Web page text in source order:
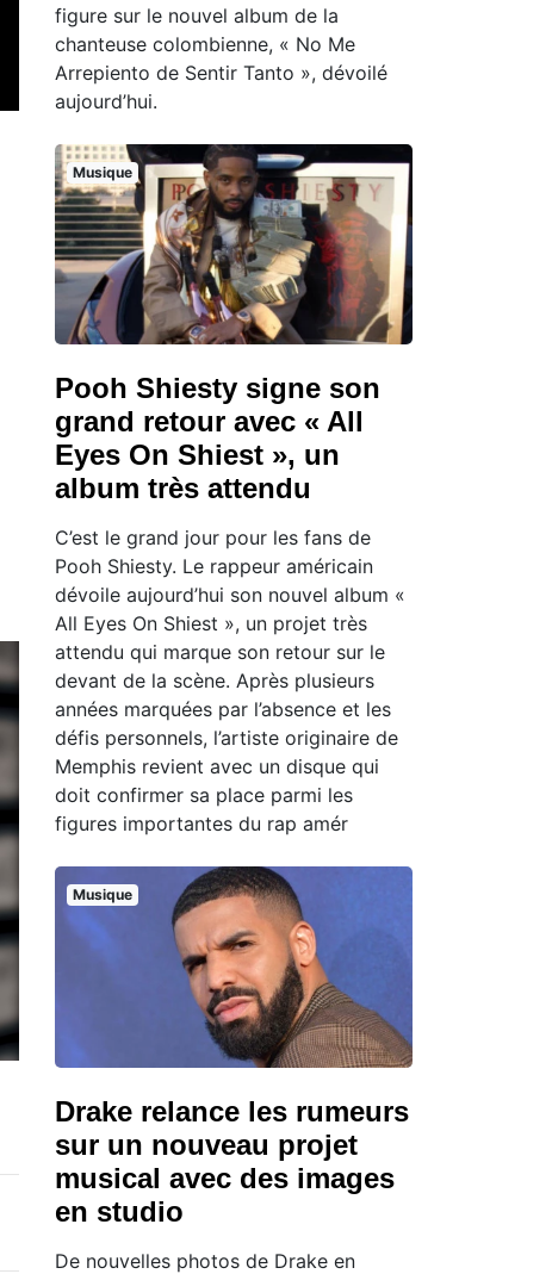
figure sur le nouvel album de la
chanteuse colombienne, « No Me
Arrepiento de Sentir Tanto », dévoilé
aujourd’hui.
Musique
Pooh Shiesty signe son
grand retour avec « All
Eyes On Shiest », un
album très attendu
C’est le grand jour pour les fans de
Pooh Shiesty. Le rappeur américain
dévoile aujourd’hui son nouvel album «
All Eyes On Shiest », un projet très
attendu qui marque son retour sur le
devant de la scène. Après plusieurs
années marquées par l’absence et les
défis personnels, l’artiste originaire de
Memphis revient avec un disque qui
doit confirmer sa place parmi les
figures importantes du rap amér
Musique
Drake relance les rumeurs
sur un nouveau projet
musical avec des images
en studio
De nouvelles photos de Drake en